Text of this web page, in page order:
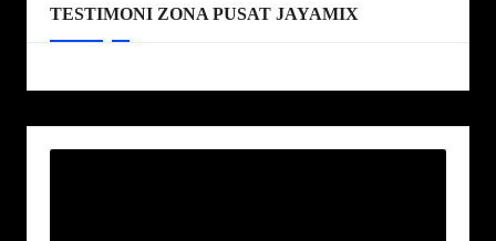
TESTIMONI ZONA PUSAT JAYAMIX